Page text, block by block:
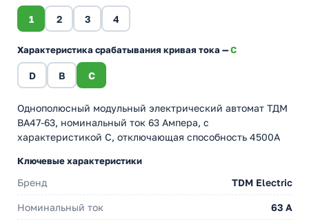
1 2 3 4
Характеристика срабатывания кривая тока —C
D B C
Однополюсный модульный электрический автомат ТДМ
ВА47-63, номинальный ток 63 Ампера, с
характеристикой С, отключающая способность 4500А
Ключевые характеристики
Бренд TDM Electric
Номинальный ток 63 A